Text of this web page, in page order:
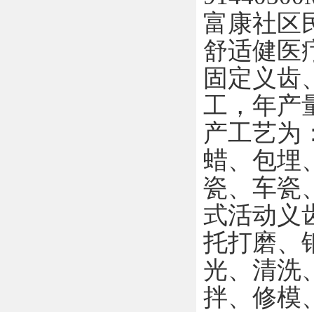
富康社区
舒适健医
固定义齿
工，年产
产工艺为
蜡、包埋
瓷、车瓷
式活动义
托打磨、
光、清洗
拌、修模